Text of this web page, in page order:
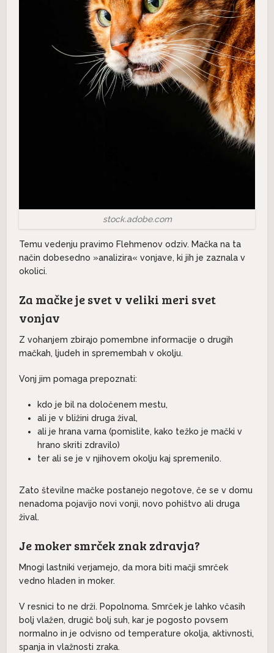
stock.adobe.com
Temu vedenju pravimo Flehmenov odziv. Mačka na ta
način dobesedno »analizira« vonjave, ki jih je zaznala v
okolici.
Za mačke je svet v veliki meri svet
vonjav
Z vohanjem zbirajo pomembne informacije o drugih
mačkah, ljudeh in spremembah v okolju.
Vonj jim pomaga prepoznati:
kdo je bil na določenem mestu,
ali je v bližini druga žival,
ali je hrana varna (pomislite, kako težko je mački v
hrano skriti zdravilo)
ter ali se je v njihovem okolju kaj spremenilo.
Zato številne mačke postanejo negotove, če se v domu
nenadoma pojavijo novi vonji, novo pohištvo ali druga
žival.
Je moker smrček znak zdravja?
Mnogi lastniki verjamejo, da mora biti mačji smrček
vedno hladen in moker.
V resnici to ne drži. Popolnoma. Smrček je lahko včasih
bolj vlažen, drugič bolj suh, kar je pogosto povsem
normalno in je odvisno od temperature okolja, aktivnosti,
spanja in vlažnosti zraka.